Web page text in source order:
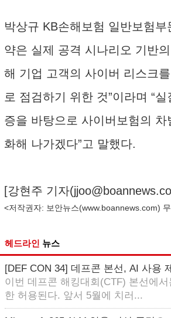
박상규 KB손해보험 일반보험부
약은 실제 공격 시나리오 기반
해 기업 고객의 사이버 리스크
로 점검하기 위한 것”이라며 “
증을 바탕으로 사이버보험의
화해 나가겠다”고 말했다.
[강현주 기자(
<저작권자: 보안뉴스(www.boannews.com)
헤드라인 뉴스
[DEF CON 34] 데프콘 본선, AI 사용
이번 데프콘 해킹대회(CTF) 본선에서
한 허용된다. 앞서 5월에 치러...